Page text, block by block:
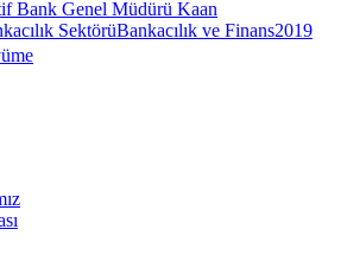
Bank Genel Müdürü Kaan
SektörüBankacılık ve Finans2019